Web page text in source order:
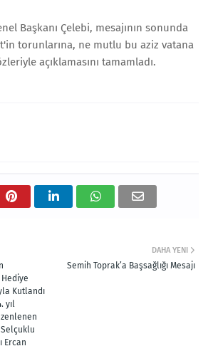
Başkanı Çelebi, mesajının sonunda
torunlarına, ne mutlu bu aziz vatana
açıklamasını tamamladı.
DAHA YENI
Semih Toprak’a Başsağlığı Mesajı
Kutlandı
yıl
Ercan